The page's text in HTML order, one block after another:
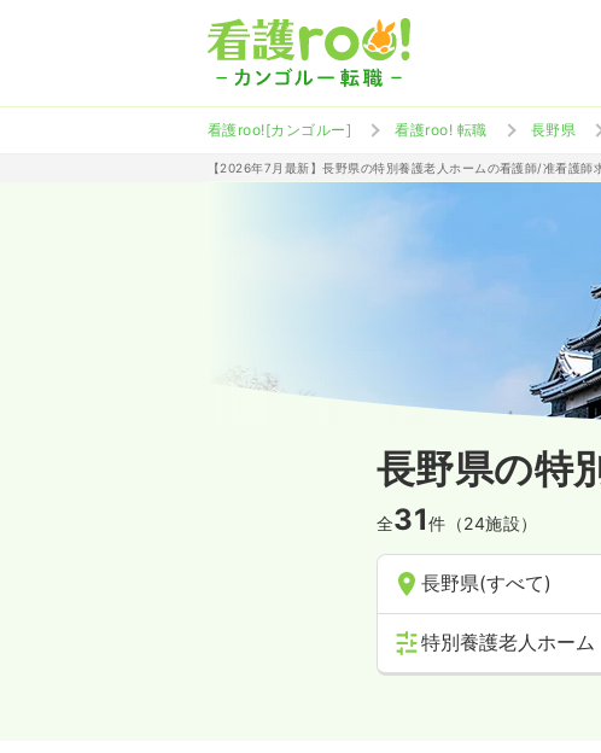
看護roo![カンゴルー] 看護roo! 転職 長野県
【2026年7月最新】長野県の特別養護老人ホームの看護師/准看護師
長野県の特
全31件（24施設）
長野県(すべて)
特別養護老人ホーム